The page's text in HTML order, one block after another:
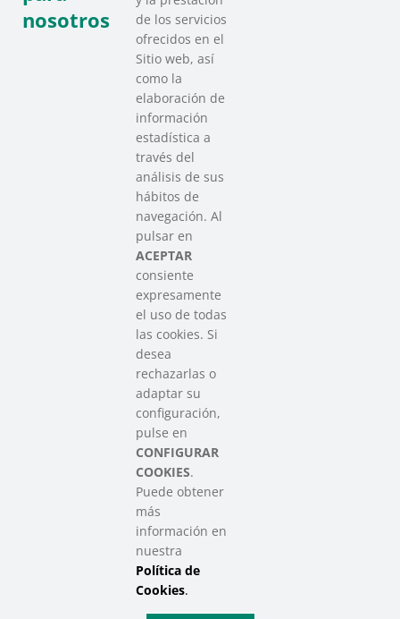
SAREEN SAREA
Asociación que agrupa a las redes
del Tercer Sector Social en Euskadi
Contacto
info@sareensarea.eu
Iparraguirre, 9 lonja – 48009 Bilbao
946 569 230
Colabora
SAREEN SAREA Euskadiko Hirugarren Sektore Soziala – Tercer
Sector Social de Euskadi
nosotros
de los servicios
ofrecidos en el
Sitio web, así
como la
elaboración de
información
estadística a
través del
análisis de sus
hábitos de
navegación. Al
pulsar en
ACEPTAR
consiente
expresamente
el uso de todas
las cookies. Si
desea
rechazarlas o
adaptar su
configuración,
pulse en
CONFIGURAR
COOKIES.
Puede obtener
más
información en
nuestra
Política de
Cookies.